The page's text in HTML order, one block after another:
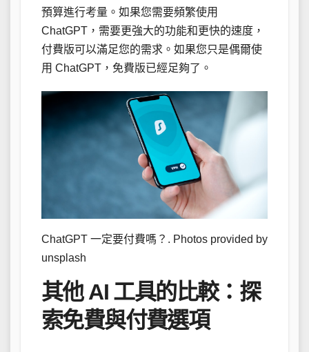
預算進行考量。如果您需要頻繁使用
ChatGPT，需要更強大的功能和更快的速度，
付費版可以滿足您的需求。如果您只是偶爾使
用 ChatGPT，免費版已經足夠了。
ChatGPT 一定要付費嗎？. Photos provided by
unsplash
其他 AI 工具的比較：探
索免費與付費選項